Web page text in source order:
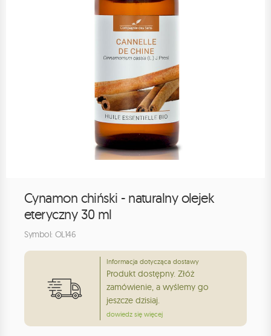
Cynamon chiński - naturalny olejek
eteryczny 30 ml
Symbol: OL146
Informacja dotycząca dostawy
Produkt dostępny. Złóż
zamówienie, a wyślemy go
jeszcze dzisiaj.
dowiedz się więcej